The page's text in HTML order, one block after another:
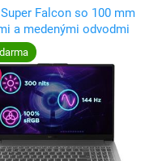
Falcon so 100 mm
a medenými odvodmi